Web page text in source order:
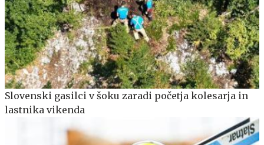
Slovenski gasilci v šoku zaradi početja kolesarja in
lastnika vikenda